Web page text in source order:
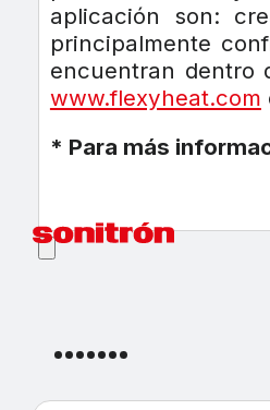
aplicación son:
principalmente
encuentran dentro
www.flexyheat.com
* Para más